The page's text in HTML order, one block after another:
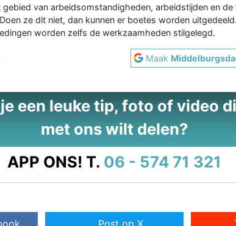
van arbeidsomstandigheden, arbeidstijden en
ze dit niet, dan kunnen er boetes worden
worden zelfs de werkzaamheden stilgelegd.
Maak
een leuke tip, foto of video
met ons wilt delen?
APP ONS! T. 06 - 574 71 321